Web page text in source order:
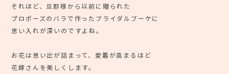
それほど、旦那様から以前に贈られた
プロポーズのバラで作ったブライダルブーケに
思い入れが深いのですよね。
お花は思い出が詰まって、愛着が高まるほど
花嫁さんを美しくします。